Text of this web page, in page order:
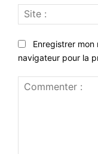
Enregistrer
navigateur pour la